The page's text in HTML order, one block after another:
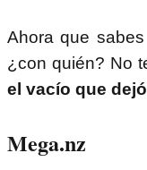
Ahora que
¿con quién? No
el vacío que
Mega.nz